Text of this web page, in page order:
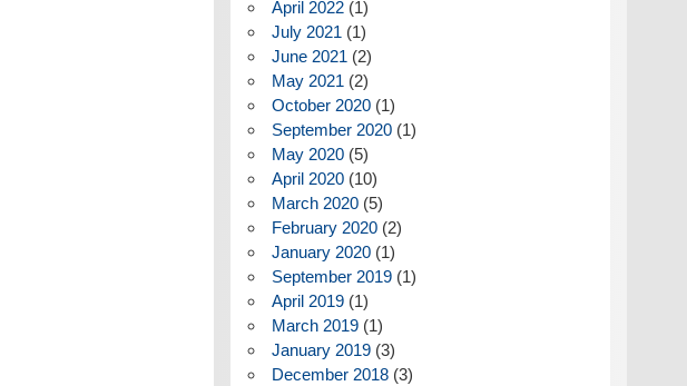
April 2022(1)
July 2021 (1)
June 2021 (2)
May 2021 (2)
October 2020(1)
September 2020(1)
May 2020(5)
April 2020(10)
March 2020(5)
February 2020(2)
January 2020(1)
September 2019(1)
April 2019(1)
March 2019(1)
January 2019(3)
December 2018(3)